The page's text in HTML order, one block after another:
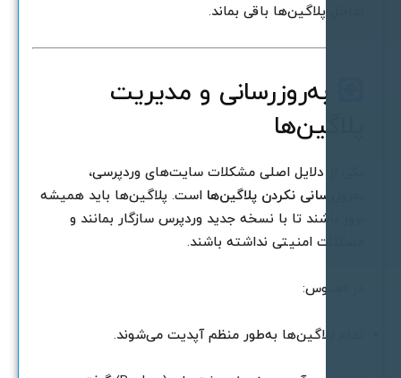
تداخل پلاگین‌ها باقی بماند.
به‌روزرسانی و مدیریت
پلاگین‌ها
یکی از دلایل اصلی مشکلات سایت‌های وردپرسی،
به‌روزرسانی نکردن پلاگین‌هااست. پلاگین‌ها باید همیشه
بروز باشند تا با نسخه جدید وردپرس سازگار بمانند و
مشکلات امنیتی نداشته باشند.
تمام پلاگین‌ها به‌طور منظم آپدیت می‌شوند.